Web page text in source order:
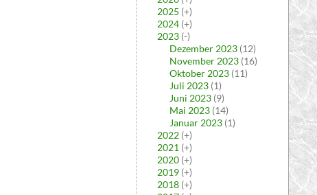
2025 (+)
2024 (+)
2023 (-)
Dezember 2023 (12)
November 2023 (16)
Oktober 2023 (11)
Juli 2023 (1)
Juni 2023 (9)
Mai 2023 (14)
Januar 2023 (1)
2022 (+)
2021 (+)
2020 (+)
2019 (+)
2018 (+)